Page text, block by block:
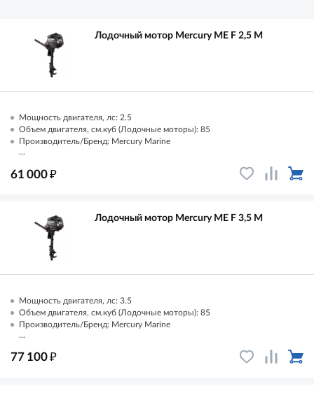
Лодочный мотор Mercury ME F 2,5 M
Мощность двигателя, лс: 2.5
Объем двигателя, см.куб (Лодочные моторы): 85
Производитель/Бренд: Mercury Marine
...
61 000₽
Лодочный мотор Mercury ME F 3,5 M
Мощность двигателя, лс: 3.5
Объем двигателя, см.куб (Лодочные моторы): 85
Производитель/Бренд: Mercury Marine
...
77 100₽